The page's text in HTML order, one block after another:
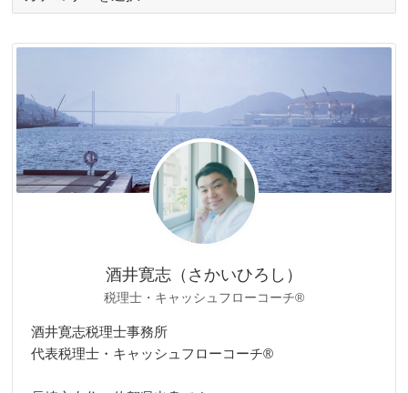
リ
酒井寛志（さかいひろし）
税理士・キャッシュフローコーチ®
酒井寛志税理士事務所
代表税理士・キャッシュフローコーチ®